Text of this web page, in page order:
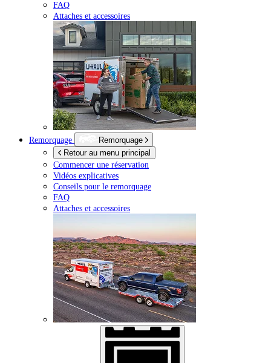
FAQ
Attaches et accessoires
Remorquage
Remorquage
Retour au menu principal
Commencer une réservation
Vidéos explicatives
Conseils pour le remorquage
FAQ
Attaches et accessoires